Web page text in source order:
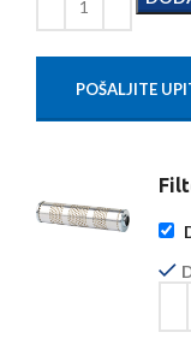
POŠALJITE